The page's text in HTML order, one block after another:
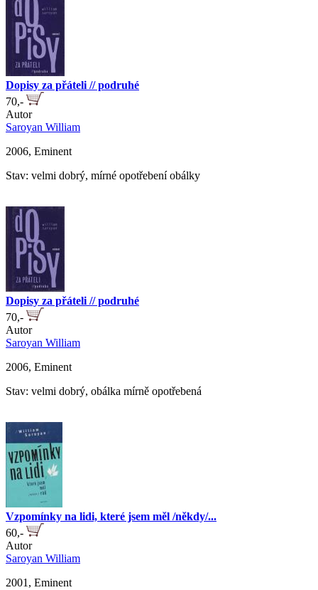
Dopisy za přáteli // podruhé
70,-
Autor
Saroyan William
2006, Eminent
Stav: velmi dobrý, mírné opotřebení obálky
Dopisy za přáteli // podruhé
70,-
Autor
Saroyan William
2006, Eminent
Stav: velmi dobrý, obálka mírně opotřebená
Vzpomínky na lidi, které jsem měl /někdy/...
60,-
Autor
Saroyan William
2001, Eminent